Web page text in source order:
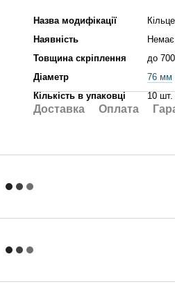
Назва модифікації
Наявність
Немає
Товщина скріплення
до
Діаметр
76 мм
Кількість в упаковці
10 шт.
Доставка Оплата